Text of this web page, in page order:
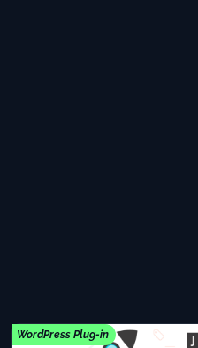
WordPress Plug-in